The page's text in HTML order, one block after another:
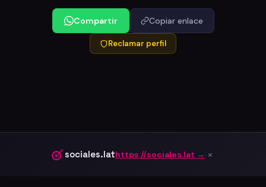
Compartir Copiar enlace
Reclamar perfil
sociales.lathttps://sociales.lat → ×